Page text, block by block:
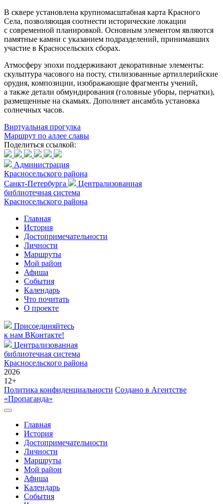
В сквере установлена крупномасштабная карта Красного
Села, позволяющая соотнести исторические локации
с современной планировкой. Основным элементом являются
памятные камни с указанием подразделений, принимавших
участие в Красносельских сборах.
Атмосферу эпохи поддерживают декоративные элементы:
скульптура часового на посту, стилизованные артиллерийские
орудия, композиции, изображающие фрагменты учений,
а также детали обмундирования (головные уборы, перчатки),
размещенные на скамьях. Дополняет ансамбль установка
солнечных часов.
Виртуальная прогулка
Маршрут по аллее славы
Поделиться ссылкой:
Администрация
Красносельского района
Санкт-Петербурга
Централизованная
библиотечная система
Красносельского района
Главная
История
Достопримечательности
Личности
Маршруты
Мой район
Афиша
События
Календарь
Что почитать
О проекте
Присоединяйтесь
к нам ВКонтакте!
Централизованная
библиотечная система
Красносельского района
2026
12+
Политика конфиденциальности Создано в Агентстве
«Пропаганда»
Главная
История
Достопримечательности
Личности
Маршруты
Мой район
Афиша
Календарь
События